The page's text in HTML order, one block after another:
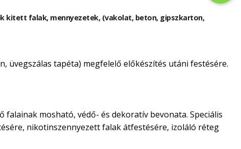
kitett falak, mennyezetek, (vakolat, beton, gipszkarton,
tapéta) megfelelő előkészítés utáni festésére.
mosható, védő- és dekoratív bevonata. Speciális
nikotinszennyezett falak átfestésére, izoláló réteg